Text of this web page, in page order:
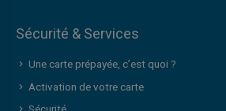
Sécurité & Services
Une carte prépayée, c’est quoi ?
Activation de votre carte